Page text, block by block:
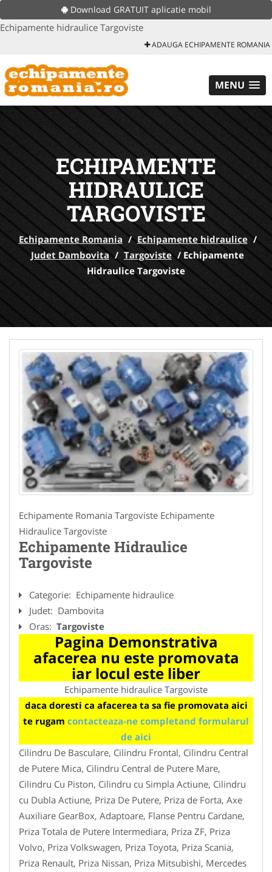
Download GRATUIT aplicatie mobil
Echipamente hidraulice Targoviste
ADAUGA ECHIPAMENTE ROMANIA
MENU
ECHIPAMENTE
HIDRAULICE
TARGOVISTE
Echipamente Romania / Echipamente hidraulice /
Judet Dambovita / Targoviste / Echipamente
Hidraulice Targoviste
Echipamente Romania Targoviste Echipamente
Hidraulice Targoviste
Echipamente Hidraulice
Targoviste
Categorie: Echipamente hidraulice
Judet: Dambovita
Oras: Targoviste
Pagina Demonstrativa
afacerea nu este promovata
iar locul este liber
Echipamente hidraulice Targoviste
daca doresti ca afacerea ta sa fie promovata aici
te rugam contacteaza-ne completand formularul
de aici
Cilindru De Basculare, Cilindru Frontal, Cilindru Central
de Putere Mica, Cilindru Central de Putere Mare,
Cilindru Cu Piston, Cilindru cu Simpla Actiune, Cilindru
cu Dubla Actiune, Priza De Putere, Priza de Forta, Axe
Auxiliare GearBox, Adaptoare, Flanse Pentru Cardane,
Priza Totala de Putere Intermediara, Priza ZF, Priza
Volvo, Priza Volkswagen, Priza Toyota, Priza Scania,
Priza Renault, Priza Nissan, Priza Mitsubishi, Mercedes